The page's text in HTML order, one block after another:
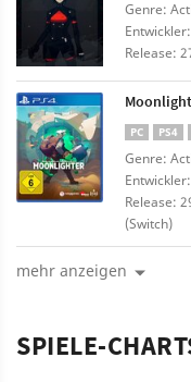
Genre:
Release:
PC PS4
Genre:
Release:
(Switch)
mehr anzeigen
SPIELE-